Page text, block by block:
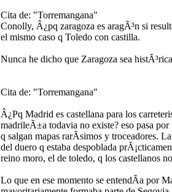
Cita de: "Torremangana"
Conolly, Â¿pq zaragoza es aragÃ³n si
el mismo caso q Toledo con castilla.
Nunca he dicho que Zaragoza sea
Cita de: "Torremangana"
Â¿Pq Madrid es castellana para los
madrileÃ±a todavia no existe? eso pasa
q salgan mapas rarÃ­simos y troceadores.
del duero q estaba despoblada
reino moro, el de toledo, q los castellanos
Lo que en ese momento se entendÃ­a por